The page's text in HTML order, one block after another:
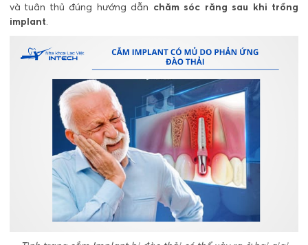
và tuân thủ đúng hướng dẫn chăm sóc răng sau khi trồng
implant.